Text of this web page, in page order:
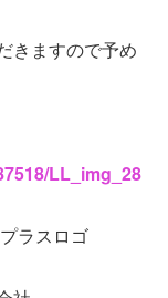
きますので予め
LL_img_28
ラスロゴ